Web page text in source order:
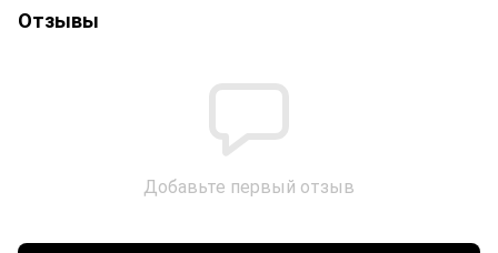
Отзывы
Добавьте первый отзыв